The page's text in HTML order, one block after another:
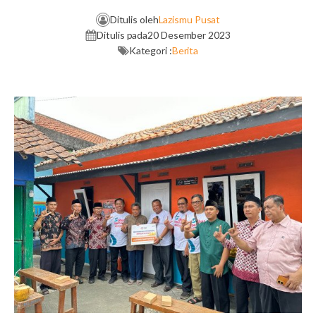
Ditulis olehLazismu Pusat
Ditulis pada20 Desember 2023
Kategori :Berita